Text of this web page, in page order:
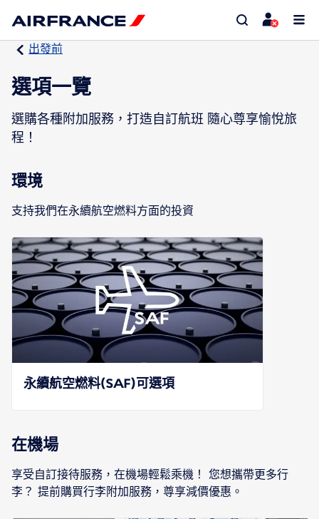
出發前
選項一覽
選購各種附加服務，打造自訂航班 隨心尊享愉悅旅
程！
環境
支持我們在永續航空燃料方面的投資
永續航空燃料(SAF)可選項
在機場
享受自訂接待服務，在機場輕鬆乘機！ 您想攜帶更多行
李？ 提前購買行李附加服務，尊享減價優惠。